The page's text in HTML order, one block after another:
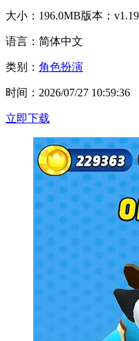
大小：196.0MB版本：
语言：简体中文
类别： 角色扮演
时间：2026/07/27 10:59:36
立即下载